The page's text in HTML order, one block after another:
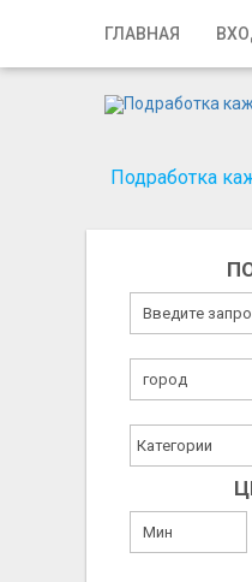
ГЛАВНАЯ
Главная
Контакты
Подработка